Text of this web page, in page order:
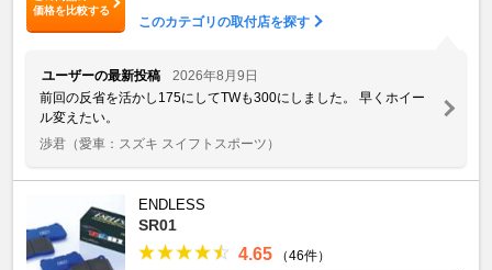
価格を比較する
このカテゴリの取付店を探す
ユーザーの最新投稿
2026年8月9日
前回の反省を活かし175にしてTWも300にしました。 早くホイー
ル変えたい。
渉君 （愛車：スズキ スイフトスポーツ）
ENDLESS
SR01
4.65 （46件）